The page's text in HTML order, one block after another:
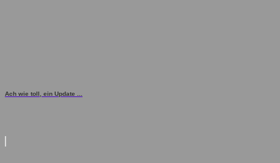
Ach wie toll, ein Update ...